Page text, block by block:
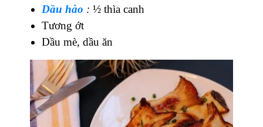
Dầu hào : ½ thìa canh
Tương ớt
Dầu mè, dầu ăn